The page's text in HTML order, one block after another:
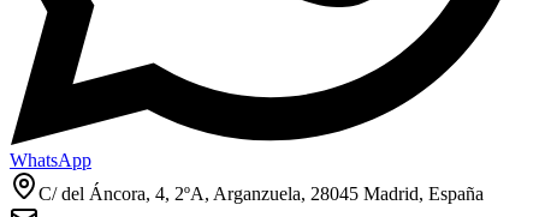
WhatsApp
C/ del Áncora, 4, 2ºA, Arganzuela, 28045 Madrid, España